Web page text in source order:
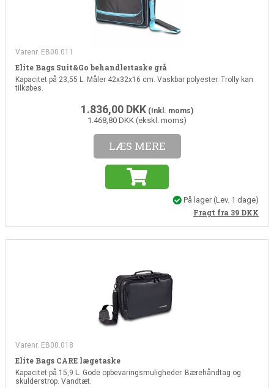
Varenr. EB00.011
Elite Bags Suit&Go behandlertaske grå
Kapacitet på 23,55 L. Måler 42x32x16 cm. Vaskbar polyester. Trolly kan
tilkøbes.
1.836,00 DKK (Inkl. moms)
1.468,80 DKK (ekskl. moms)
LÆS MERE
På lager(Lev. 1 dage)
Fragt fra 39 DKK
Varenr. EB00.018
Elite Bags CARE lægetaske
Kapacitet på 15,9 L. Gode opbevaringsmuligheder. Bærehåndtag og
skulderstrop. Vandtæt.